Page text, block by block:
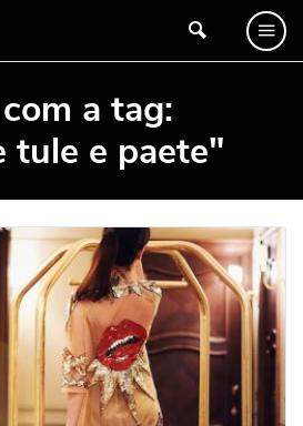
a tag:
tule e paete"